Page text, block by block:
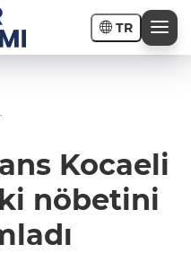
TR
Kocaeli
nöbetini